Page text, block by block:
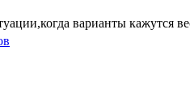
варианты кажутся